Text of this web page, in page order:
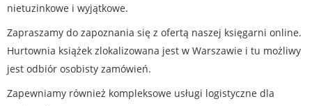
nietuzinkowe i wyjątkowe.
Zapraszamy do zapoznania się z ofertą naszej księgarni online.
Hurtownia książek zlokalizowana jest w Warszawie i tu możliwy
jest odbiór osobisty zamówień.
Zapewniamy również kompleksowe usługi logistyczne dla